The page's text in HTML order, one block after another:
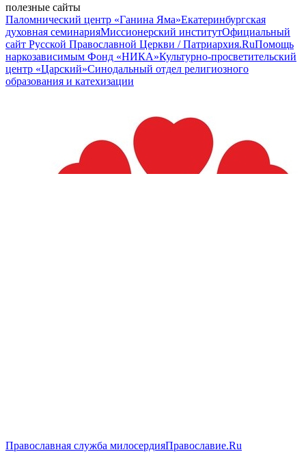
полезные сайты
Паломнический центр «Ганина Яма»Екатеринбургская
духовная семинарияМиссионерский институтОфициальный
сайт Русской Православной Церкви / Патриархия.RuПомощь
наркозависимым Фонд «НИКА»Культурно-просветительский
центр «Царский»Синодальный отдел религиозного
образования и катехизации
Православная служба милосердияПравославие.Ru